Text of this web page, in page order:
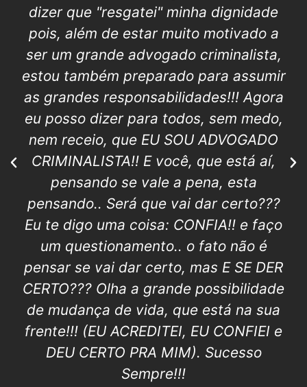
endividado. O segundo ponto é ter a
digníssima professora Dupret,
lecionando, transmitindo e
compartilhando seu conhecimento
conosco. Que já foi aluno de Cris, seja
em preparatório para o exame da
ordem ou qualquer outro curso, tem o
presente de ter uma professora de
excelência! Hoje o maior diferencial,
além dos citados, é a segurança no
inicio da atuação profissional com este
curso. Abraços e muito obrigada
professora Cris!
CRISTY ELLEN VANESSA DO NASCIMENTO
FERREIRA
Advogada